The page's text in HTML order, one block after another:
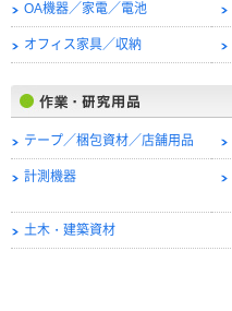
OA機器／家電／電池
オフィス家具／収納
テープ／梱包資材／店舗用品
計測機器
土木・建築資材